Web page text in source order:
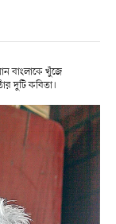
বাংলাকে খুঁজে
দুটি কবিতা।